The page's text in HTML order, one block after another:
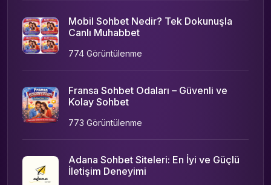
Mobil Sohbet Nedir? Tek Dokunuşla
Canlı Muhabbet
774 Görüntülenme
Fransa Sohbet Odaları – Güvenli ve
Kolay Sohbet
773 Görüntülenme
Adana Sohbet Siteleri: En İyi ve Güçlü
İletişim Deneyimi